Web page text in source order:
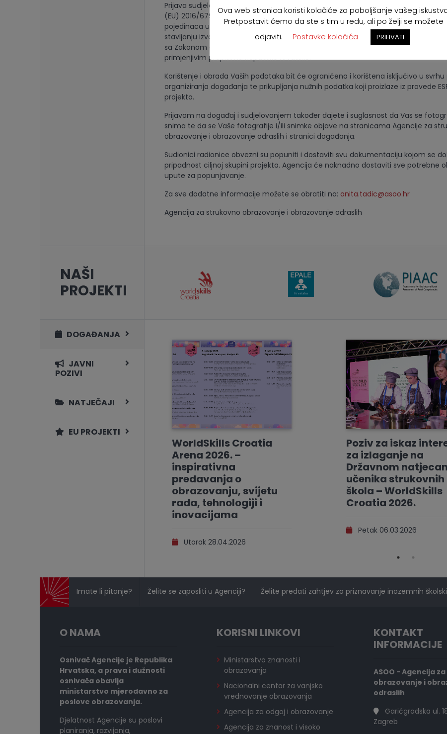
Prijava sudjelovanja i moguće prikupljanje osobnih podataka izvršit će se u skladu
(EU) 2016/679 Europskog parlamenta i Vijeća (GDPR) od 27. travnja 2016. godine
pojedinaca u vezi s obradom osobnih podataka i slobodnom kretanju takvih
stavljanju izvan snage Direktive 95/46/EZ (Opća uredba o zaštiti podataka;
sa Zakonom o provedbi Opće uredbe o zaštiti podataka (NN 42118) te usklađenim i
primjenjivim propisima Republike Hrvatske.
Korištenje i obrada Vaših podataka bit će ograničena i korištena isključivo u
organiziranja događanja te prikupljanja nužnih podatka koji proizlaze iz provede
projekta.
Prijavom na događaj i sudjelovanjem također dajete i suglasnost da Vas se
snima te da se Vaše fotografije i/ili snimke objave na stranicama Agencije za
obrazovanje i obrazovanje odraslih i stranici događanja.
Sudionici radionice obvezni su popuniti i dostaviti svu dokumentaciju kojom se
pripadnost ciljnoj skupini projekta. Agencija će naknadno dostaviti sve potrebne
upute za popunjavanje.
Za sve dodatne informacije možete se obratiti na: anita.tadic@asoo.hr
Agencija za strukovno obrazovanje i obrazovanje odraslih
NAŠI
PROJEKTI
DOGAĐANJA
JAVNI
POZIVI
NATJEČAJI
EU PROJEKTI
WorldSkills Croatia
Arena 2026. –
inspirativna
predavanja o
obrazovanju, svijetu
rada, tehnologiji i
inovacijama
Utorak 28.04.2026
Poziv za iskaz
za izlaganje na
Državnom
učenika strukovnih
škola – WorldSkills
Croatia 2026.
Petak 06.03.2026
Imate li pitanje? Želite se zaposliti u Agenciji? Želite predati zahtjev za priznavanje inozemnih
O NAMA
Osnivač Agencije je Republika
Hrvatska, a prava i dužnosti
osnivača obavlja
ministarstvo mjerodavno za
poslove obrazovanja.
Djelatnost Agencije su poslovi
planiranja, razvijanja,
KORISNI LINKOVI
Ministarstvo znanosti i
obrazovanja
Nacionalni centar za vanjsko
vrednovanje obrazovanja
Agencija za odgoj i obrazovanje
Agencija za znanost i visoko
KONTAKT
INFORMACIJE
ASOO - Agencija
obrazovanje i
odraslih
Garićgradska ul.
Zagreb
Ova web stranica koristi kolačiće za poboljšanje vašeg
Pretpostavit ćemo da ste s tim u redu, ali po želji se možete
odjaviti.
Postavke kolačića PRIHVATI